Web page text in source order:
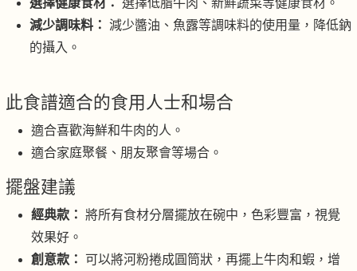
選擇健康食材： 選擇低脂牛肉、新鮮蔬菜等健康食材。
減少調味料： 減少醬油、魚露等調味料的使用量，降低鈉
的攝入。
此食譜適合的食用人士和場合
適合喜歡海鮮和牛肉的人。
適合家庭聚餐、朋友聚會等場合。
擺盤建議
經典款： 將所有食材分層擺放在碗中，色彩豐富，視覺
效果好。
創意款：
可以將河粉捲成圓筒狀，再擺上牛肉和蝦，增